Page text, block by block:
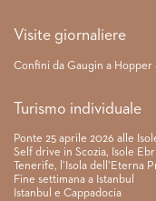
Visite giornaliere
Confini da Gaugin a Hopper
Turismo individuale
Ponte 25 aprile 2026 alle
Self drive in Scozia, Isole
Tenerife, l’Isola dell’Eterna
Fine settimana a Istanbul
Istanbul e Cappadocia